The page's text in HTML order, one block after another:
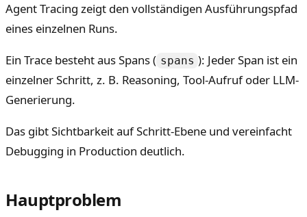
Agent Tracing zeigt den vollständigen Ausführungspfad
eines einzelnen Runs.
Ein Trace besteht aus Spans ( spans ): Jeder Span ist ein
einzelner Schritt, z. B. Reasoning, Tool-Aufruf oder LLM-
Generierung.
Das gibt Sichtbarkeit auf Schritt-Ebene und vereinfacht
Debugging in Production deutlich.
Hauptproblem